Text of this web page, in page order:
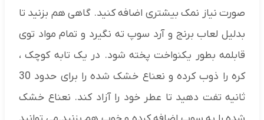
صورت نیاز نمک بیشتری اضافه کنید. گاهی هم بزنید تا
بدلیل لعاب برنج و آرد سوپ ته نگیرد و تمام مواد توی
قابلمه بطور یکنواخت پخته شود. در یک تابه کوچک ،
کره را ذوب کرده و نعناع خشک شده را برای حدود 30
ثانیه تفت دهید تا عطر خود را آزاد کند. نعناع خشک